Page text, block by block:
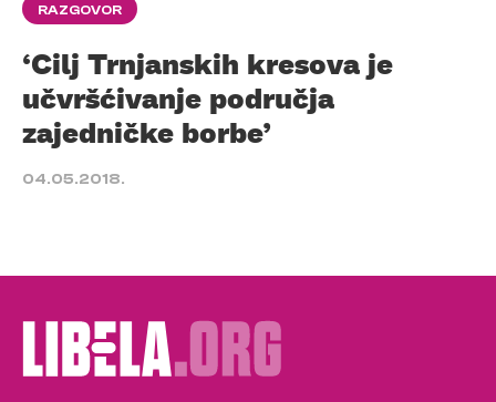
RAZGOVOR
‘Cilj Trnjanskih kresova je
učvršćivanje područja
zajedničke borbe’
04.05.2018.